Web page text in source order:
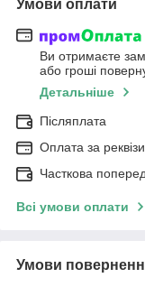
Умови оплати
Ви отримаєте
або гроші
Детальніше
Післяплата
Оплата за
Часткова
Всі умови оплати
Умови